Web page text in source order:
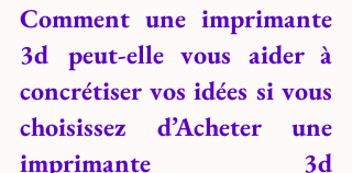
Comment une imprimante
3d peut-elle vous aider à
concrétiser vos idées si vous
choisissez d’Acheter une
imprimante 3d